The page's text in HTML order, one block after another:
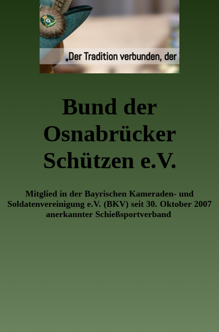
Bund der
Osnabrücker
Schützen e.V.
Mitglied in der Bayrischen Kameraden- und
Soldatenvereinigung e.V. (BKV) seit 30. Oktober 2007
anerkannter Schießsportverband